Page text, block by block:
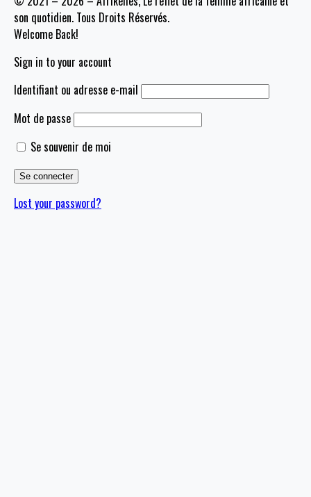
son quotidien. Tous Droits Réservés.
Welcome Back!
Sign in to your account
Identifiant ou adresse e-mail
Mot de passe
Se souvenir de moi
Lost your password?